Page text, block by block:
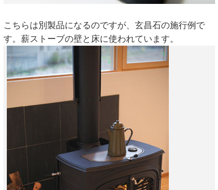
こちらは別製品になるのですが、玄昌石の施行例で
す。薪ストーブの壁と床に使われています。